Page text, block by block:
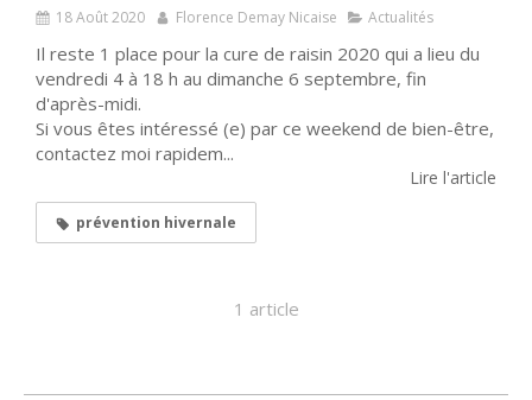
18 Août 2020 Florence Demay Nicaise Actualités
Il reste 1 place pour la cure de raisin 2020 qui a lieu du
vendredi 4 à 18 h au dimanche 6 septembre, fin
d'après-midi.
Si vous êtes intéressé (e) par ce weekend de bien-être,
contactez moi rapidem...
Lire l'article
prévention hivernale
1 article